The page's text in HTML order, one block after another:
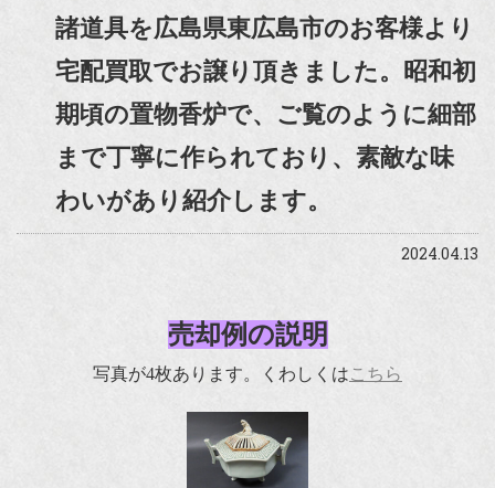
諸道具を広島県東広島市のお客様より
宅配買取でお譲り頂きました。昭和初
期頃の置物香炉で、ご覧のように細部
まで丁寧に作られており、素敵な味
わいがあり紹介します。
2024.04.13
売却例の説明
写真が4枚あります。くわしくはこちら